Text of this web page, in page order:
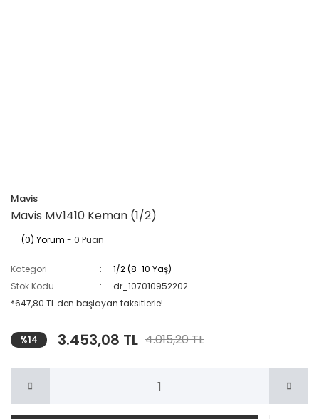
Mavis
Mavis MV1410 Keman (1/2)
(0) Yorum - 0 Puan
Kategori
1/2 (8-10 Yaş)
Stok Kodu
dr_107010952202
*647,80 TL den başlayan taksitlerle!
%14 3.453,08 TL 4.015,20 TL